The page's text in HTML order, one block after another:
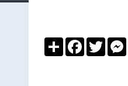
PartagerFacebook
Twitter